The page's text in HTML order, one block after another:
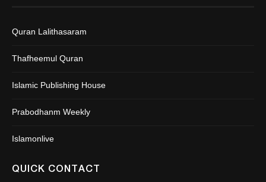
Quran Lalithasaram
Thafheemul Quran
Islamic Publishing House
Prabodhanm Weekly
Islamonlive
QUICK CONTACT